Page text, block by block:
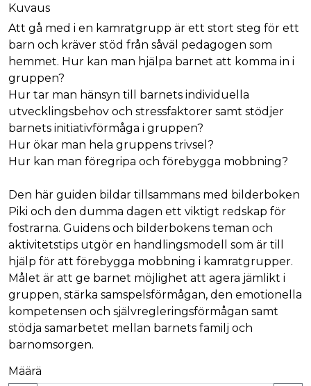
Kuvaus
Att gå med i en kamratgrupp är ett stort steg för ett
barn och kräver stöd från såväl pedagogen som
hemmet. Hur kan man hjälpa barnet att komma in i
gruppen?
Hur tar man hänsyn till barnets individuella
utvecklingsbehov och stressfaktorer samt stödjer
barnets initiativförmåga i gruppen?
Hur ökar man hela gruppens trivsel?
Hur kan man föregripa och förebygga mobbning?
Den här guiden bildar tillsammans med bilderboken
Piki och den dumma dagen ett viktigt redskap för
fostrarna. Guidens och bilderbokens teman och
aktivitetstips utgör en handlingsmodell som är till
hjälp för att förebygga mobbning i kamratgrupper.
Målet är att ge barnet möjlighet att agera jämlikt i
gruppen, stärka samspelsförmågan, den emotionella
kompetensen och självregleringsförmågan samt
stödja samarbetet mellan barnets familj och
barnomsorgen.
Määrä